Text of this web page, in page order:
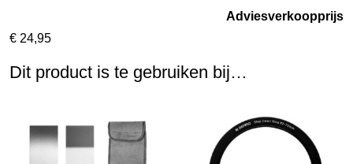
Adviesverkoopprijs
€ 24,95
Dit product is te gebruiken bij…